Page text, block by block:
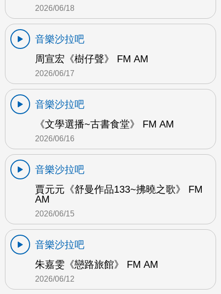
2026/06/18
音樂沙拉吧
周宣宏《樹仔聲》 FM AM
2026/06/17
音樂沙拉吧
《文學選播~古書食堂》 FM AM
2026/06/16
音樂沙拉吧
賈元元《舒曼作品133~拂曉之歌》 FM
AM
2026/06/15
音樂沙拉吧
朱嘉雯《戀路旅館》 FM AM
2026/06/12